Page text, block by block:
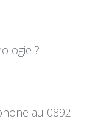
?
au 0892